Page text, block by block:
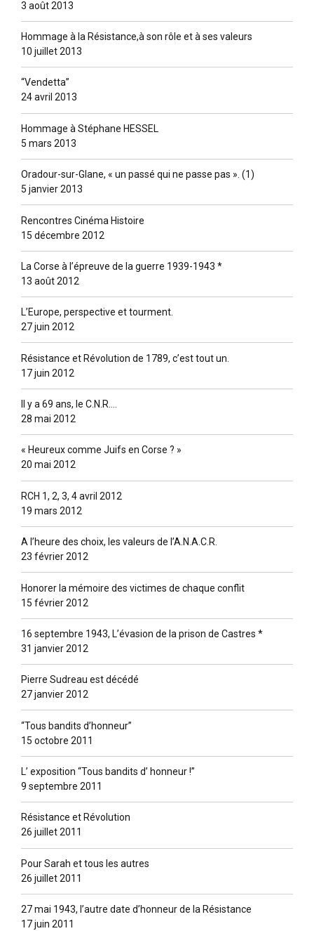
3 août 2013
Hommage à la Résistance,à son rôle et à ses valeurs
10 juillet 2013
“Vendetta”
24 avril 2013
Hommage à Stéphane HESSEL
5 mars 2013
Oradour-sur-Glane, « un passé qui ne passe pas ». (1)
5 janvier 2013
Rencontres Cinéma Histoire
15 décembre 2012
La Corse à l’épreuve de la guerre 1939-1943 *
13 août 2012
L’Europe, perspective et tourment.
27 juin 2012
Résistance et Révolution de 1789, c’est tout un.
17 juin 2012
Il y a 69 ans, le C.N.R….
28 mai 2012
« Heureux comme Juifs en Corse ? »
20 mai 2012
RCH 1, 2, 3, 4 avril 2012
19 mars 2012
A l’heure des choix, les valeurs de l’A.N.A.C.R.
23 février 2012
Honorer la mémoire des victimes de chaque conflit
15 février 2012
16 septembre 1943, L’évasion de la prison de Castres *
31 janvier 2012
Pierre Sudreau est décédé
27 janvier 2012
“Tous bandits d’honneur”
15 octobre 2011
L’ exposition “Tous bandits d’ honneur !”
9 septembre 2011
Résistance et Révolution
26 juillet 2011
Pour Sarah et tous les autres
26 juillet 2011
27 mai 1943, l’autre date d’honneur de la Résistance
17 juin 2011